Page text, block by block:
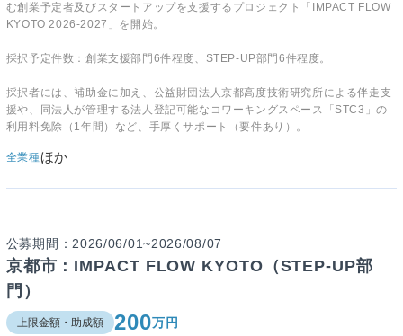
む創業予定者及びスタートアップを支援するプロジェクト「IMPACT FLOW
KYOTO 2026-2027」を開始。
採択予定件数：創業支援部門6件程度、STEP-UP部門6件程度。
採択者には、補助金に加え、公益財団法人京都高度技術研究所による伴走支
援や、同法人が管理する法人登記可能なコワーキングスペース「STC3」の
利用料免除（1年間）など、手厚くサポート（要件あり）。
全業種ほか
公募期間：2026/06/01~2026/08/07
京都市：IMPACT FLOW KYOTO（STEP-UP部
門）
上限金額・助成額 200万円